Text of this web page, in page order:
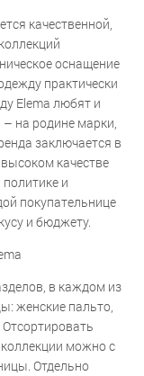
качественной,
оснащение
практически
Elema любят и
на родине марки,
заключается в
качестве
и
покупательнице
и бюджету.
в каждом из
женские пальто,
коллекции можно с
Отдельно